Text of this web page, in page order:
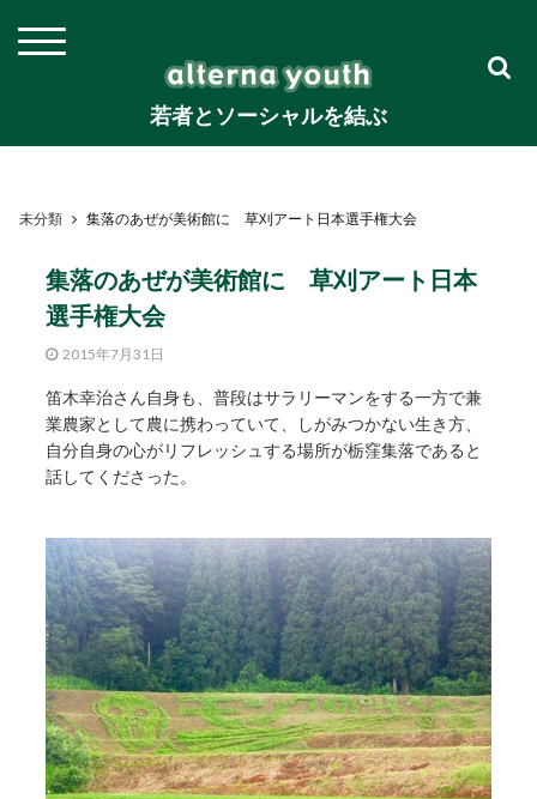
若者とソーシャルを結ぶ
未分類 集落のあぜが美術館に 草刈アート日本選手権大会
集落のあぜが美術館に 草刈アート日本
選手権大会
2015年7月31日
笛木幸治さん自身も、普段はサラリーマンをする一方で兼
業農家として農に携わっていて、しがみつかない生き方、
自分自身の心がリフレッシュする場所が栃窪集落であると
話してくださった。